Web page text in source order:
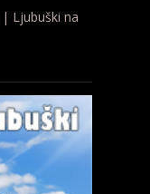
Ljubuški na